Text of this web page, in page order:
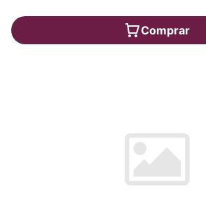
Comprar